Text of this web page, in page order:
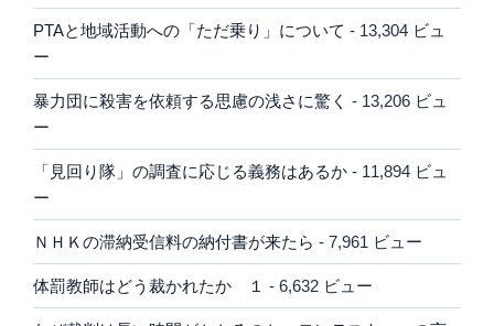
PTAと地域活動への「ただ乗り」について - 13,304 ビュ
ー
暴力団に殺害を依頼する思慮の浅さに驚く - 13,206 ビュ
ー
「見回り隊」の調査に応じる義務はあるか - 11,894 ビュ
ー
ＮＨＫの滞納受信料の納付書が来たら - 7,961 ビュー
体罰教師はどう裁かれたか １ - 6,632 ビュー